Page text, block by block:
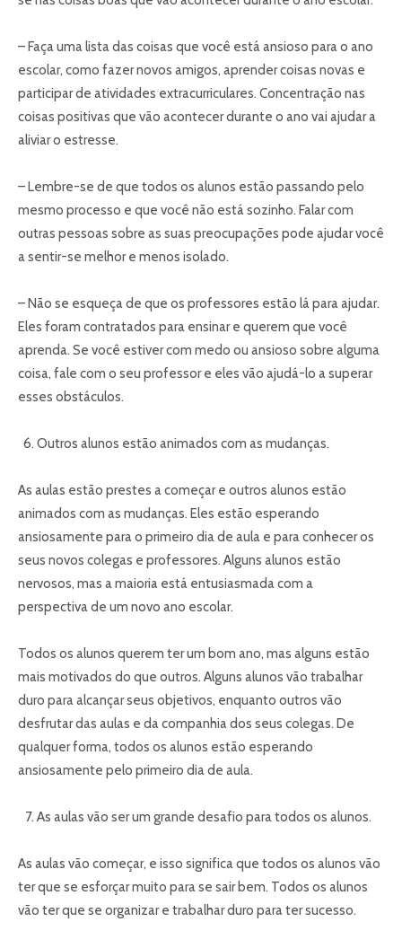
– Faça uma lista das coisas que você está ansioso para o ano
escolar, como fazer novos amigos, aprender coisas novas e
participar de atividades extracurriculares. Concentração nas
coisas positivas que vão acontecer durante o ano vai ajudar a
aliviar o estresse.
– Lembre-se de que todos os alunos estão passando pelo
mesmo processo e que você não está sozinho. Falar com
outras pessoas sobre as suas preocupações pode ajudar você
a sentir-se melhor e menos isolado.
– Não se esqueça de que os professores estão lá para ajudar.
Eles foram contratados para ensinar e querem que você
aprenda. Se você estiver com medo ou ansioso sobre alguma
coisa, fale com o seu professor e eles vão ajudá-lo a superar
esses obstáculos.
Outros alunos estão animados com as mudanças.
As aulas estão prestes a começar e outros alunos estão
animados com as mudanças. Eles estão esperando
ansiosamente para o primeiro dia de aula e para conhecer os
seus novos colegas e professores. Alguns alunos estão
nervosos, mas a maioria está entusiasmada com a
perspectiva de um novo ano escolar.
Todos os alunos querem ter um bom ano, mas alguns estão
mais motivados do que outros. Alguns alunos vão trabalhar
duro para alcançar seus objetivos, enquanto outros vão
desfrutar das aulas e da companhia dos seus colegas. De
qualquer forma, todos os alunos estão esperando
ansiosamente pelo primeiro dia de aula.
As aulas vão ser um grande desafio para todos os alunos.
As aulas vão começar, e isso significa que todos os alunos vão
ter que se esforçar muito para se sair bem. Todos os alunos
vão ter que se organizar e trabalhar duro para ter sucesso.